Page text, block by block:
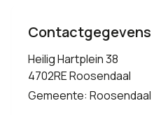
Contactgegevens
Heilig Hartplein 38
4702RE Roosendaal
Gemeente: Roosendaal